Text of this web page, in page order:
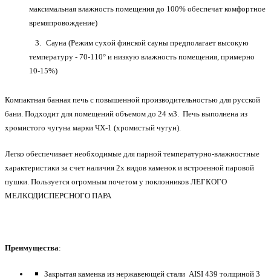
максимальная влажность помещения до 100% обеспечат комфортное
времяпровождение)
Сауна (Режим сухой финской сауны предполагает высокую
температуру - 70-110° и низкую влажность помещения, примерно
10-15%)
Компактная банная печь с повышенной производительностью для русской
бани. Подходит для помещений объемом до 24 м3. Печь выполнена из
хромистого чугуна марки ЧХ-1 (хромистый чугун).
Легко обеспечивает необходимые для парной температурно-влажностные
характеристики за счет наличия 2х видов каменок и встроенной паровой
пушки. Пользуется огромным почетом у поклонников ЛЕГКОГО
МЕЛКОДИСПЕРСНОГО ПАРА
Преимущества:
Закрытая каменка из нержавеющей стали AISI 439 толщиной 3